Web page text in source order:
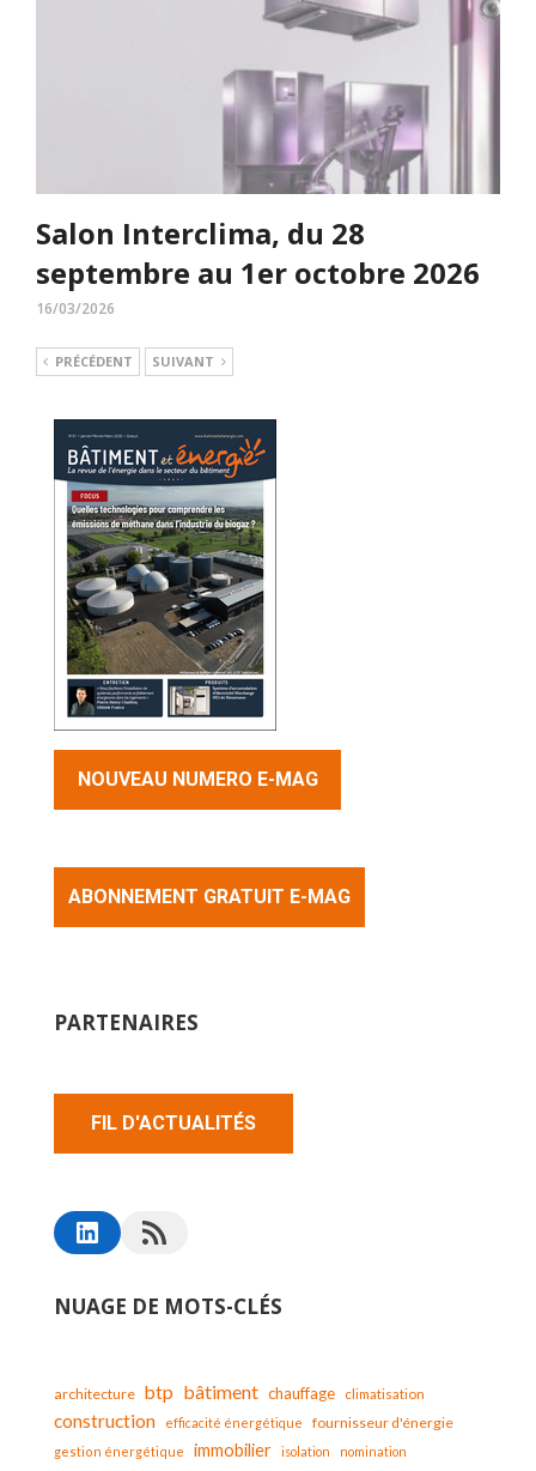
Salon Interclima, du 28
septembre au 1er octobre 2026
16/03/2026
PRÉCÉDENT SUIVANT
NOUVEAU NUMERO E-MAG
ABONNEMENT GRATUIT E-MAG
PARTENAIRES
FIL D'ACTUALITÉS
NUAGE DE MOTS-CLÉS
architecture btp bâtiment chauffage climatisation
construction efficacité énergétique fournisseur d'énergie
gestion énergétique immobilier isolation nomination